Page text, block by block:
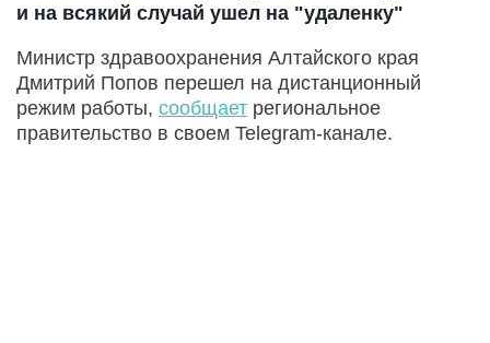
и на всякий случай ушел на "удаленку"
Министр здравоохранения Алтайского края
Дмитрий Попов перешел на дистанционный
режим работы, сообщает региональное
правительство в своем Telegram-канале.